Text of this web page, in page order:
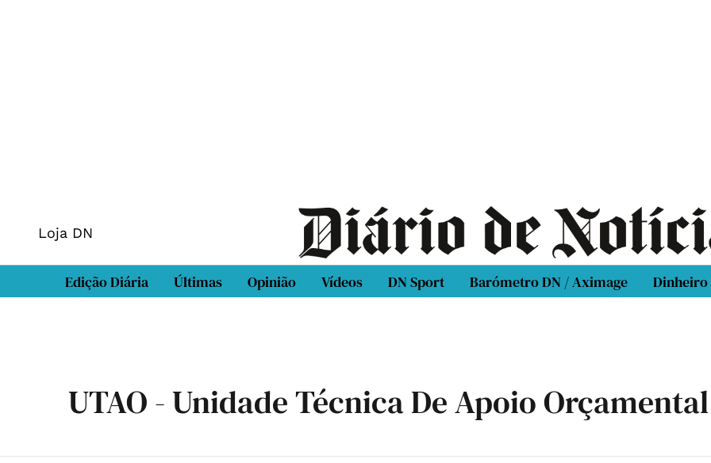
Loja DN
Edição Diária Últimas Opinião Vídeos DN Sport Barómetro DN / Aximage Dinheiro
UTAO - Unidade Técnica De Apoio Orçamental